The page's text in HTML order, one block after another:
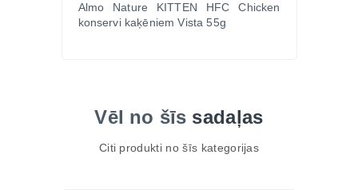
Almo Nature KITTEN HFC Chicken
konservi kaķēniem Vista 55g
Vēl no šīs sadaļas
Citi produkti no šīs kategorijas